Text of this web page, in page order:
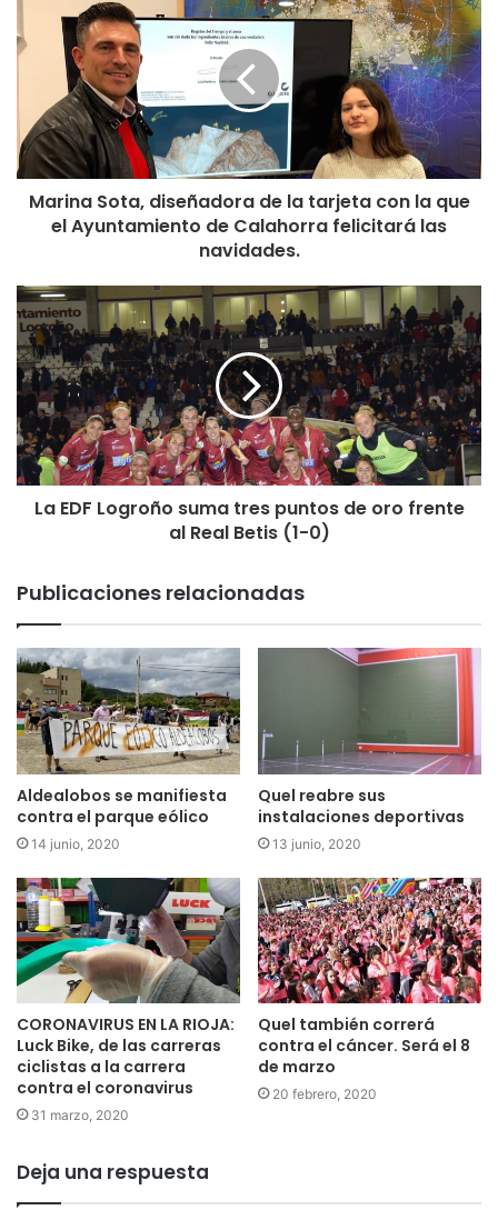
Marina Sota, diseñadora de la tarjeta con la que
el Ayuntamiento de Calahorra felicitará las
navidades.
La EDF Logroño suma tres puntos de oro frente
al Real Betis (1-0)
Publicaciones relacionadas
Aldealobos se manifiesta
contra el parque eólico
14 junio, 2020
Quel reabre sus
instalaciones deportivas
13 junio, 2020
CORONAVIRUS EN LA RIOJA:
Luck Bike, de las carreras
ciclistas a la carrera
contra el coronavirus
31 marzo, 2020
Quel también correrá
contra el cáncer. Será el 8
de marzo
20 febrero, 2020
Deja una respuesta